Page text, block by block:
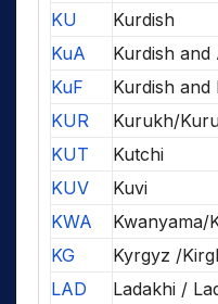
KU
Kurdish
KuA
Kurdish and
KuF
Kurdish and
KUR
Kurukh/
KUT
Kutchi
KUV
Kuvi
KWA
Kwanyama/
KG
Kyrgyz /
LAD
Ladakhi /